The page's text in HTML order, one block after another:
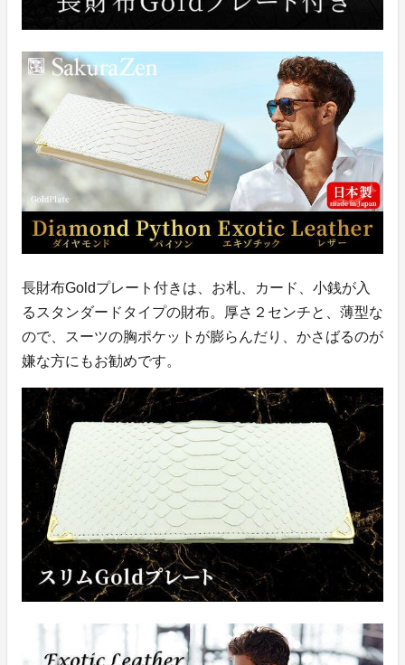
長財布Goldプレート付きは、お札、カード、小銭が入
るスタンダードタイプの財布。厚さ２センチと、薄型な
ので、スーツの胸ポケットが膨らんだり、かさばるのが
嫌な方にもお勧めです。